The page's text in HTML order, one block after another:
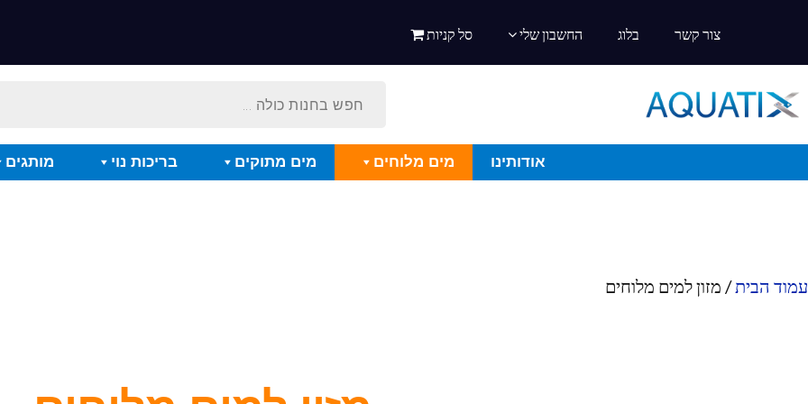
צור קשר בלוג החשבון שלי סל קניות
אודותינו מים מלוחים מים מתוקים בריכות נוי מותגים
עמוד הבית/ מזון למים מלוחים